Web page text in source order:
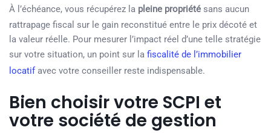
À l’échéance, vous récupérez la pleine propriété sans aucun
rattrapage fiscal sur le gain reconstitué entre le prix décoté et
la valeur réelle. Pour mesurer l’impact réel d’une telle stratégie
sur votre situation, un point sur la fiscalité de l’immobilier
locatifavec votre conseiller reste indispensable.
Bien choisir votre SCPI et
votre société de gestion